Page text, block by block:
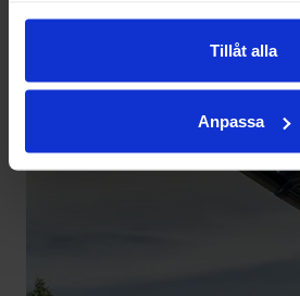
Tillåt alla
Anpassa